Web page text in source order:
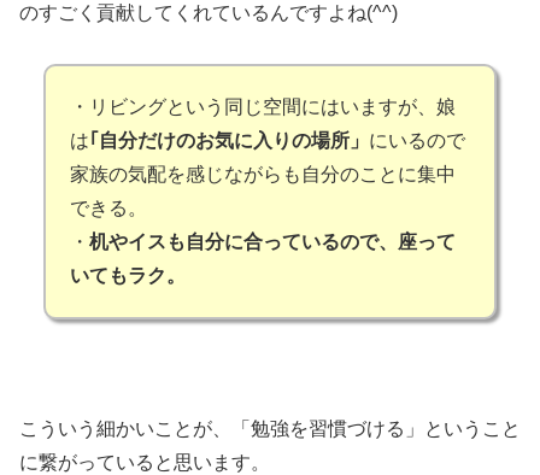
のすごく貢献してくれているんですよね(^^)
・リビングという同じ空間にはいますが、娘
は｢自分だけのお気に入りの場所」 にいるので
家族の気配を感じながらも自分のことに集中
できる。
・ 机やイスも自分に合っているので、座って
いてもラク。
こういう細かいことが、「勉強を習慣づける」ということ
に繋がっていると思います。